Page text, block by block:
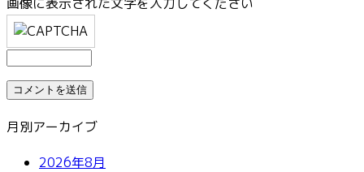
月別アーカイブ
2026年8月